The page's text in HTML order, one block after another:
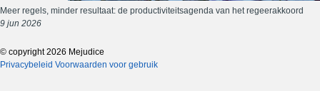
Meer regels, minder resultaat: de productiviteitsagenda van het regeerakkoord
9 jun 2026
© copyright 2026 Mejudice
Privacybeleid Voorwaarden voor gebruik